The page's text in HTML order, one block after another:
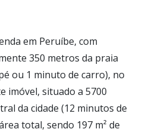
em Peruíbe, com
350 metros da praia
ou 1 minuto de carro), no
imóvel, situado a 5700
da cidade (12 minutos de
total, sendo 197 m² de